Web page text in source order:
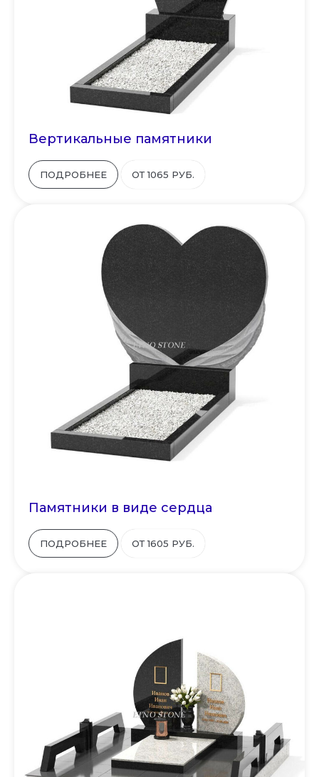
Вертикальные памятники
ПОДРОБНЕЕ ОТ 1065 РУБ.
Памятники в виде сердца
ПОДРОБНЕЕ ОТ 1605 РУБ.